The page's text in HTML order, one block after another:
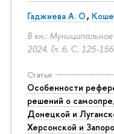
Гаджиева А. О.,
В кн.:
2024. Гл. 6. С. 125-
Статья
Особенности
решений о
Донецкой и
Херсонской и